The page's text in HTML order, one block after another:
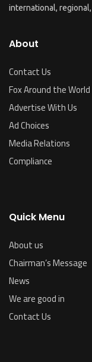
international,
About
Contact Us
Fox Around the World
Advertise With Us
Ad Choices
Media Relations
Compliance
Quick Menu
About us
Chairman’s Message
News
We are good in
Contact Us